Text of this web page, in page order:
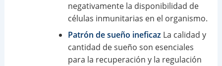
negativamente la disponibilidad de
células inmunitarias en el organismo.
Patrón de sueño ineficazLa calidad y
cantidad de sueño son esenciales
para la recuperación y la regulación